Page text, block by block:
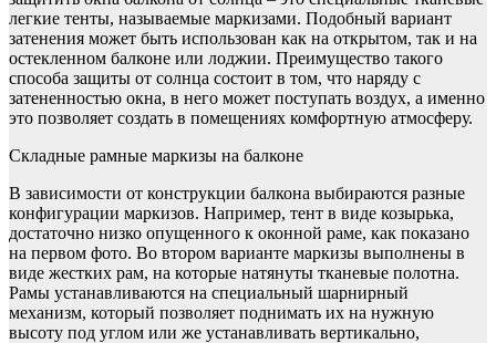
легкие тенты, называемые маркизами. Подобный вариант
затенения может быть использован как на открытом, так и на
остекленном балконе или лоджии. Преимущество такого
способа защиты от солнца состоит в том, что наряду с
затененностью окна, в него может поступать воздух, а именно
это позволяет создать в помещениях комфортную атмосферу.
Складные рамные маркизы на балконе
В зависимости от конструкции балкона выбираются разные
конфигурации маркизов. Например, тент в виде козырька,
достаточно низко опущенного к оконной раме, как показано
на первом фото. Во втором варианте маркизы выполнены в
виде жестких рам, на которые натянуты тканевые полотна.
Рамы устанавливаются на специальный шарнирный
механизм, который позволяет поднимать их на нужную
высоту под углом или же устанавливать вертикально,